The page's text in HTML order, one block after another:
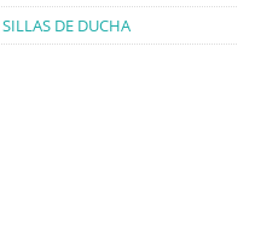
SILLAS DE DUCHA